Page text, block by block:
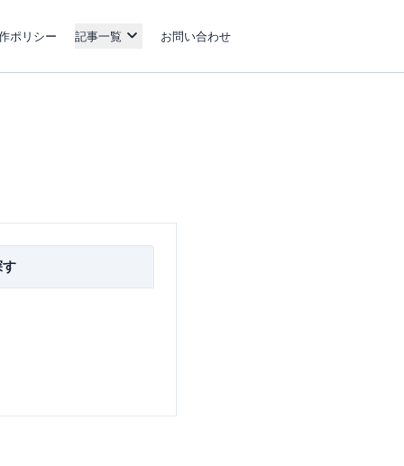
ポリシー 記事一覧 お問い合わせ
す